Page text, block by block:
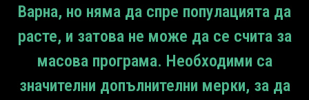
Варна, но няма да спре популацията да
расте, и затова не може да се счита за
масова програма. Необходими са
значителни допълнителни мерки, за да